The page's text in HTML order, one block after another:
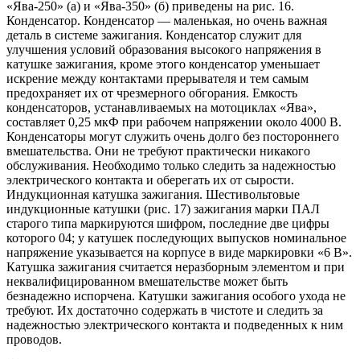
«Ява-250» (а) и «Ява-350» (б) приведены на рис. 16.
Конденсатор. Конденсатор — маленькая, но очень важная
деталь в системе зажигания. Конденсатор служит для
улучшения условий образования высокого напряжения в
катушке зажигания, кроме этого конденсатор уменьшает
искрение между контактами прерывателя и тем самым
предохраняет их от чрезмерного обгорания. Емкость
конденсаторов, устанавливаемых на мотоциклах «Ява»,
составляет 0,25 мкФ при рабочем напряжении около 4000 В.
Конденсаторы могут служить очень долго без постороннего
вмешательства. Они не требуют практически никакого
обслуживания. Необходимо только следить за надежностью
электрического контакта и оберегать их от сырости.
Индукционная катушка зажигания. Шестивольтовые
индукционные катушки (рис. 17) зажигания марки ПАЛ
старого типа маркируются шифром, последние две цифры
которого 04; у катушек последующих выпусков номинальное
напряжение указывается на корпусе в виде маркировки «6 В».
Катушка зажигания считается неразборным элементом и при
неквалифицированном вмешательстве может быть
безнадежно испорчена. Катушки зажигания особого ухода не
требуют. Их достаточно содержать в чистоте и следить за
надежностью электрического контакта и подведенных к ним
проводов.